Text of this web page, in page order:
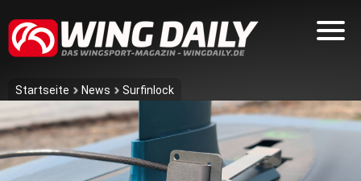
Startseite News Surfinlock